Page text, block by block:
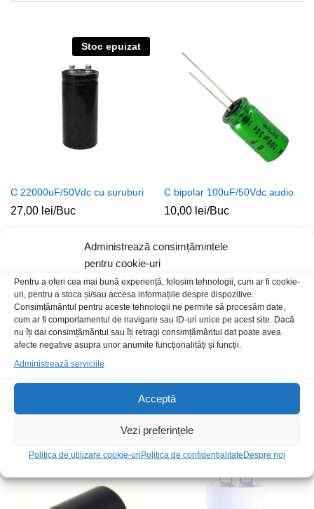
Administrează consimțămintele
pentru cookie-uri
Pentru a oferi cea mai bună experiență, folosim tehnologii, cum ar fi cookie-
uri, pentru a stoca și/sau accesa informațiile despre dispozitive.
Consimțământul pentru aceste tehnologii ne permite să procesăm date,
cum ar fi comportamentul de navigare sau ID-uri unice pe acest site. Dacă
nu îți dai consimțământul sau îți retragi consimțământul dat poate avea
afecte negative asupra unor anumite funcționalități și funcții.
Administrează serviciile
Acceptă
Vezi preferințele
Politica de utilizare cookie-uri Politica de confidentialitate Despre noi
Stoc epuizat
C 22000uF/50Vdc cu suruburi
27,00 lei/Buc
C bipolar 100uF/50Vdc audio
10,00 lei/Buc
C mot 100uF/450Vac 4papuci
cu surub SR
C 330uF/35Vdc Low Imp
2,00lei